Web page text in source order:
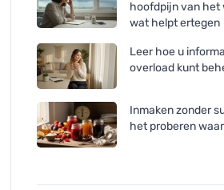
Cytoplan METHYL FACTORS
- B1 Betaïne B2 B6
Vitamine B12 en Zink, 60
capsules
hoofdpijn van het
wat helpt ertegen
Leer hoe u
overload kunt
Inmaken zonder
het proberen